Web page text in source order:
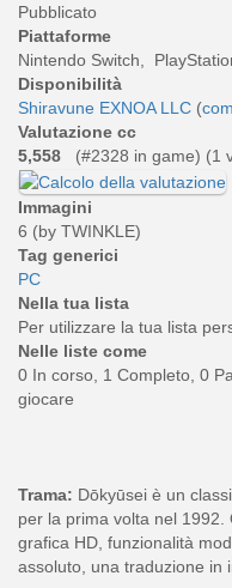
Pubblicato
Piattaforme
Nintendo Switch,
Disponibilità
Shiravune EXNOA LLC (
Valutazione cc
5,558
(#2328 in game) (1
Immagini
6 (by TWINKLE)
Tag generici
PC
Nella tua lista
Per utilizzare la tua lista
Nelle liste come
0 In corso, 1 Completo, 0
giocare
Trama: Dōkyūsei è un
per la prima volta nel
grafica HD, funzionalità
assoluto, una traduzione in